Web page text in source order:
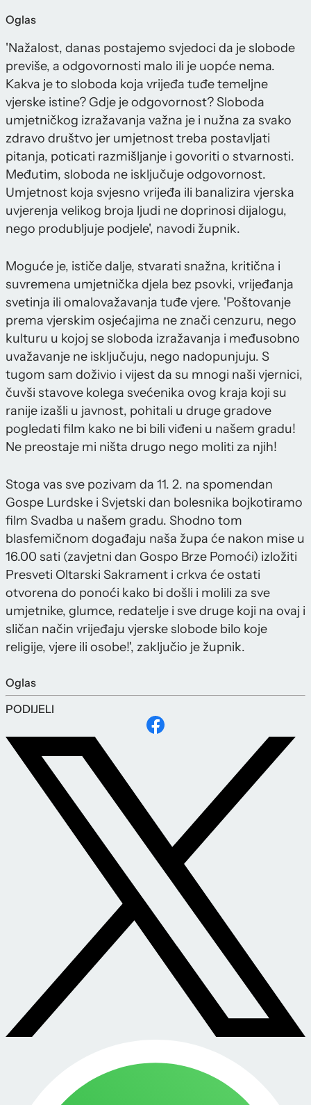
Oglas
'Nažalost, danas postajemo svjedoci da je slobode
previše, a odgovornosti malo ili je uopće nema.
Kakva je to sloboda koja vrijeđa tuđe temeljne
vjerske istine? Gdje je odgovornost? Sloboda
umjetničkog izražavanja važna je i nužna za svako
zdravo društvo jer umjetnost treba postavljati
pitanja, poticati razmišljanje i govoriti o stvarnosti.
Međutim, sloboda ne isključuje odgovornost.
Umjetnost koja svjesno vrijeđa ili banalizira vjerska
uvjerenja velikog broja ljudi ne doprinosi dijalogu,
nego produbljuje podjele', navodi župnik.
Moguće je, ističe dalje, stvarati snažna, kritična i
suvremena umjetnička djela bez psovki, vrijeđanja
svetinja ili omalovažavanja tuđe vjere. 'Poštovanje
prema vjerskim osjećajima ne znači cenzuru, nego
kulturu u kojoj se sloboda izražavanja i međusobno
uvažavanje ne isključuju, nego nadopunjuju. S
tugom sam doživio i vijest da su mnogi naši vjernici,
čuvši stavove kolega svećenika ovog kraja koji su
ranije izašli u javnost, pohitali u druge gradove
pogledati film kako ne bi bili viđeni u našem gradu!
Ne preostaje mi ništa drugo nego moliti za njih!
Stoga vas sve pozivam da 11. 2. na spomendan
Gospe Lurdske i Svjetski dan bolesnika bojkotiramo
film Svadba u našem gradu. Shodno tom
blasfemičnom događaju naša župa će nakon mise u
16.00 sati (zavjetni dan Gospo Brze Pomoći) izložiti
Presveti Oltarski Sakrament i crkva će ostati
otvorena do ponoći kako bi došli i molili za sve
umjetnike, glumce, redatelje i sve druge koji na ovaj i
sličan način vrijeđaju vjerske slobode bilo koje
religije, vjere ili osobe!', zaključio je župnik.
Oglas
PODIJELI